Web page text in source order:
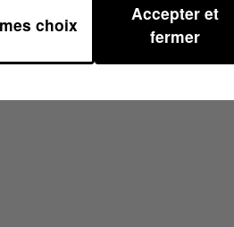
choix
Accepter et
fermer